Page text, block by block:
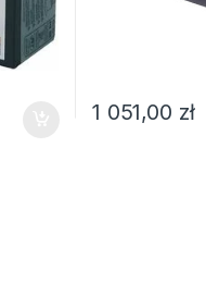
1 051,00 zł